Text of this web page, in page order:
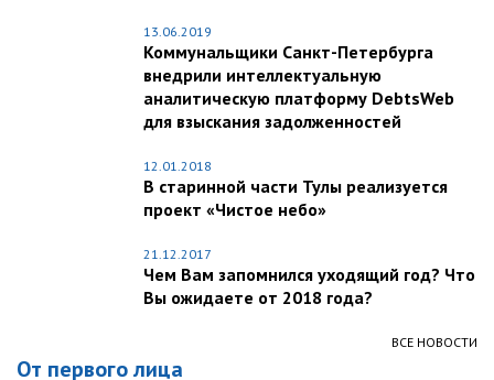
13.06.2019
Коммунальщики Санкт-Петербурга
внедрили интеллектуальную
аналитическую платформу DebtsWeb
для взыскания задолженностей
12.01.2018
В старинной части Тулы реализуется
проект «Чистое небо»
21.12.2017
Чем Вам запомнился уходящий год? Что
Вы ожидаете от 2018 года?
ВСЕ НОВОСТИ
От первого лица